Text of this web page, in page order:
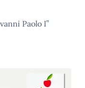
Paolo I”